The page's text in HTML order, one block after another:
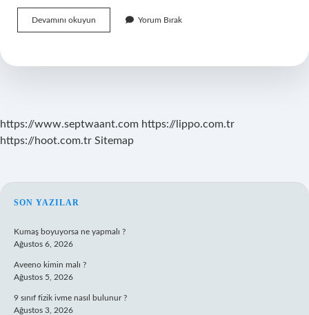
Devamını okuyun
Öksürük
Olur
Yorum Bırak
https://www.septwaant.com https://lippo.com.tr
https://hoot.com.tr Sitemap
SIDEBAR
SON YAZILAR
Kumaş boyuyorsa ne yapmalı ?
Ağustos 6, 2026
Aveeno kimin malı ?
Ağustos 5, 2026
9 sınıf fizik ivme nasıl bulunur ?
Ağustos 3, 2026